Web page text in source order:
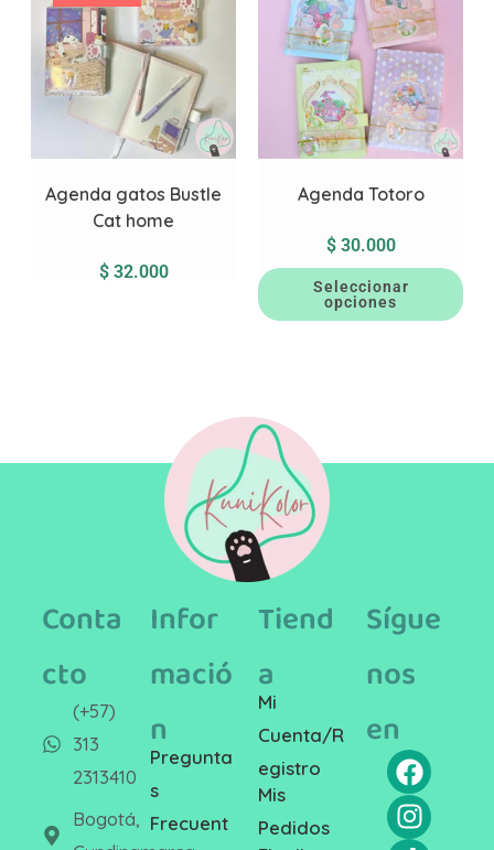
Agenda gatos Bustle
Cat home
$32.000
Agenda Totoro
$30.000
Seleccionar
opciones
Conta
cto
(+57)
313
2313410
Bogotá,
Infor
mació
n
Pregunta
s
Frecuent
Tiend
a
Mi
Cuenta/R
egistro
Mis
Pedidos
Sígue
nos
en